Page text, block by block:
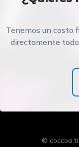
Tenemos un costo
directamente
© coccoa